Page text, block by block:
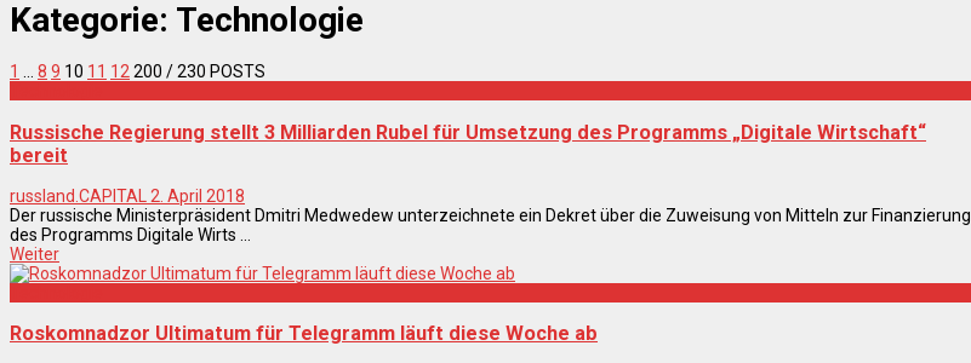
Kategorie: Technologie
1 … 8 9 10 11 12200 / 230 POSTS
Russische Regierung stellt 3 Milliarden Rubel für Umsetzung des Programms „Digitale Wirtschaft“
bereit
russland.CAPITAL
2. April 2018
Der russische Ministerpräsident Dmitri Medwedew unterzeichnete ein Dekret über die Zuweisung von Mitteln zur Finanzierung
des Programms Digitale Wirts ...
Weiter
Roskomnadzor Ultimatum für Telegramm läuft diese Woche ab